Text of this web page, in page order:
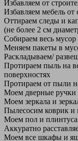
Избавляем от
Избавляем мебель
Оттираем следы и
(не более 2 см
Собираем весь мусор
Меняем пакеты в
Раскладываем/
Протираем пыль на
поверхностях
Протираем от пыли
Моем дверные ручки
Моем зеркала и
Пылесосим коврик и
Моем пол и плинтуса
Аккуратно
Моем все шкафы и